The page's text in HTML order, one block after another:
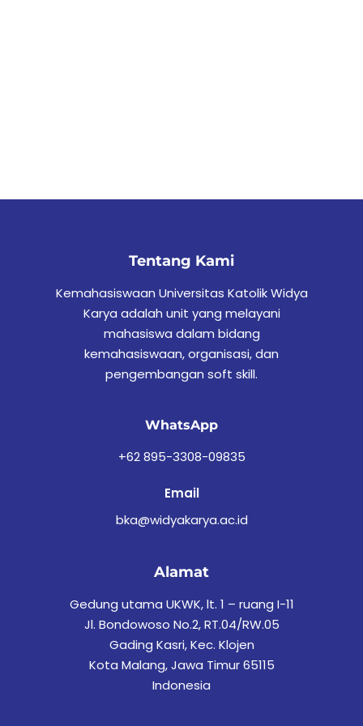
Tentang Kami
Kemahasiswaan Universitas Katolik Widya
Karya adalah unit yang melayani
mahasiswa dalam bidang
kemahasiswaan, organisasi, dan
pengembangan soft skill.
WhatsApp
+62 895-3308-09835
Email
bka@widyakarya.ac.id
Alamat
Gedung utama UKWK, lt. 1 – ruang I-11
Jl. Bondowoso No.2, RT.04/RW.05
Gading Kasri, Kec. Klojen
Kota Malang, Jawa Timur 65115
Indonesia